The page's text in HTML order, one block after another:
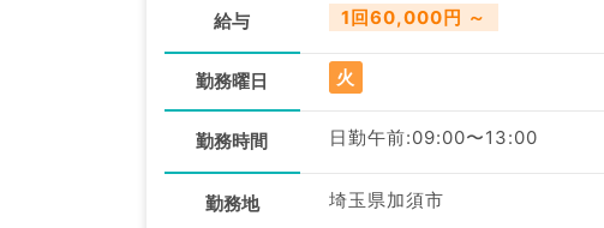
給与 1回60,000円 ～
勤務曜日 火
勤務時間 日勤午前:09:00〜13:00
勤務地 埼玉県加須市